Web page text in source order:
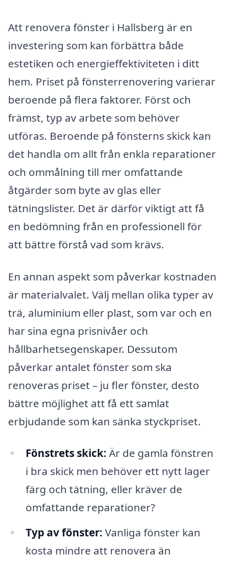
Att renovera fönster i Hallsberg är en
investering som kan förbättra både
estetiken och energieffektiviteten i ditt
hem. Priset på fönsterrenovering varierar
beroende på flera faktorer. Först och
främst, typ av arbete som behöver
utföras. Beroende på fönsterns skick kan
det handla om allt från enkla reparationer
och ommålning till mer omfattande
åtgärder som byte av glas eller
tätningslister. Det är därför viktigt att få
en bedömning från en professionell för
att bättre förstå vad som krävs.
En annan aspekt som påverkar kostnaden
är materialvalet. Välj mellan olika typer av
trä, aluminium eller plast, som var och en
har sina egna prisnivåer och
hållbarhetsegenskaper. Dessutom
påverkar antalet fönster som ska
renoveras priset – ju fler fönster, desto
bättre möjlighet att få ett samlat
erbjudande som kan sänka styckpriset.
Fönstrets skick: Är de gamla fönstren
i bra skick men behöver ett nytt lager
färg och tätning, eller kräver de
omfattande reparationer?
Typ av fönster: Vanliga fönster kan
kosta mindre att renovera än